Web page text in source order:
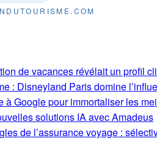
de vacances révélait un profil
: Disneyland Paris domine
à Google pour immortaliser les
solutions IA avec Amadeus
de l’assurance voyage :